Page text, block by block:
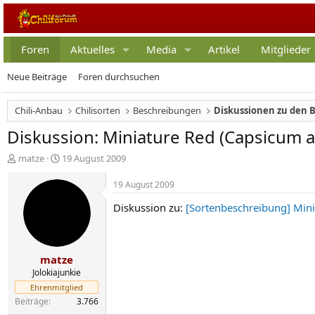
Foren Aktuelles Media Artikel Mitglieder
Neue Beiträge Foren durchsuchen
Chili-Anbau Chilisorten Beschreibungen Diskussionen zu den
Diskussion: Miniature Red (Capsicum
E
matze
E
s
t
a
m
19 August 2009
matze
Jolokiajunkie
Ehrenmitglied
Beiträge 3.766
19 August 2009
Diskussion zu: [Sortenbeschreibung]